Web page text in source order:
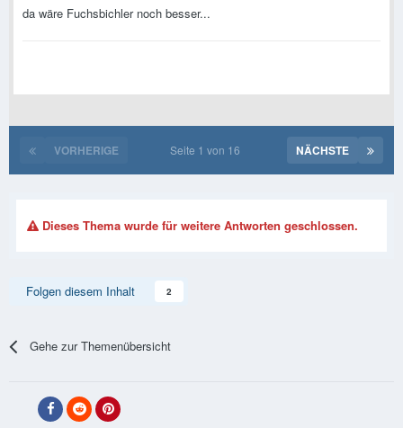
da wäre Fuchsbichler noch besser...
VORHERIGE NÄCHSTE
Seite 1 von 16
Dieses Thema wurde für weitere Antworten geschlossen.
Folgen diesem Inhalt 2
Gehe zur Themenübersicht